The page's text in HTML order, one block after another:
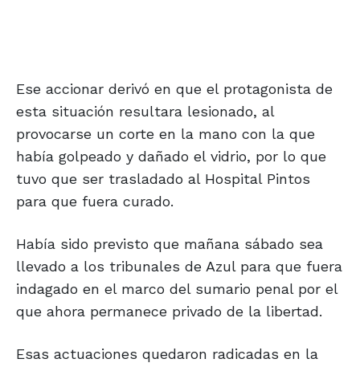
Ese accionar derivó en que el protagonista de
esta situación resultara lesionado, al
provocarse un corte en la mano con la que
había golpeado y dañado el vidrio, por lo que
tuvo que ser trasladado al Hospital Pintos
para que fuera curado.
Había sido previsto que mañana sábado sea
llevado a los tribunales de Azul para que fuera
indagado en el marco del sumario penal por el
que ahora permanece privado de la libertad.
Esas actuaciones quedaron radicadas en la